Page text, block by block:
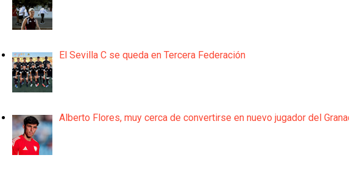
El Sevilla C se queda en Tercera Federación
Alberto Flores, muy cerca de convertirse en nuevo jugador del